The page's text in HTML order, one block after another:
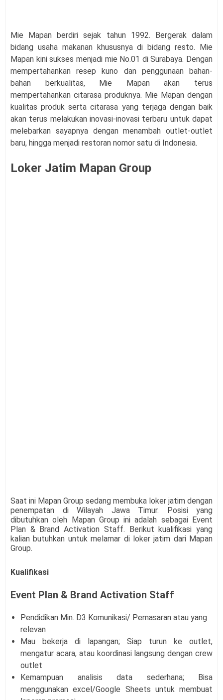
Mie Mapan berdiri sejak tahun 1992. Bergerak dalam
bidang usaha makanan khususnya di bidang resto. Mie
Mapan kini sukses menjadi mie No.01 di Surabaya. Dengan
mempertahankan resep kuno dan penggunaan bahan-
bahan berkualitas, Mie Mapan akan terus
mempertahankan citarasa produknya. Mie Mapan dengan
kualitas produk serta citarasa yang terjaga dengan baik
akan terus melakukan inovasi-inovasi terbaru untuk dapat
melebarkan sayapnya dengan menambah outlet-outlet
baru, hingga menjadi restoran nomor satu di Indonesia.
Loker Jatim Mapan Group
Saat ini Mapan Group sedang membuka loker jatim dengan
penempatan di Wilayah Jawa Timur. Posisi yang
dibutuhkan oleh Mapan Group ini adalah sebagai Event
Plan & Brand Activation Staff. Berikut kualifikasi yang
kalian butuhkan untuk melamar di loker jatim dari Mapan
Group.
Kualifikasi
Event Plan & Brand Activation Staff
Pendidikan Min. D3 Komunikasi/ Pemasaran atau yang
relevan
Mau bekerja di lapangan; Siap turun ke outlet,
mengatur acara, atau koordinasi langsung dengan crew
outlet
Kemampuan analisis data sederhana; Bisa
menggunakan excel/Google Sheets untuk membuat